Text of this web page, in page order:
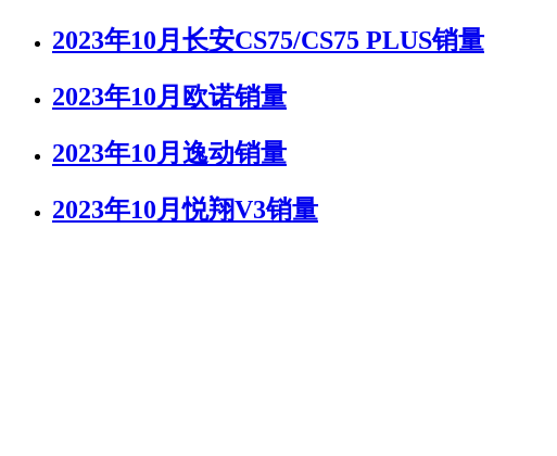
2023年10月长安CS75/CS75 PLUS销量
2023年10月欧诺销量
2023年10月逸动销量
2023年10月悦翔V3销量